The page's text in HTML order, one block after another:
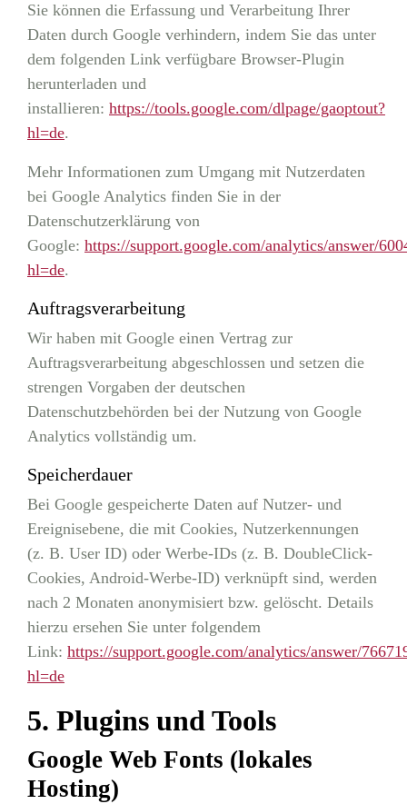
Sie können die Erfassung und Verarbeitung Ihrer
Daten durch Google verhindern, indem Sie das unter
dem folgenden Link verfügbare Browser-Plugin
herunterladen und
installieren: https://tools.google.com/dlpage/gaoptout?
hl=de.
Mehr Informationen zum Umgang mit Nutzerdaten
bei Google Analytics finden Sie in der
Datenschutzerklärung von
Google: https://support.google.com/analytics/answer/
hl=de.
Auftragsverarbeitung
Wir haben mit Google einen Vertrag zur
Auftragsverarbeitung abgeschlossen und setzen die
strengen Vorgaben der deutschen
Datenschutzbehörden bei der Nutzung von Google
Analytics vollständig um.
Speicherdauer
Bei Google gespeicherte Daten auf Nutzer- und
Ereignisebene, die mit Cookies, Nutzerkennungen
(z. B. User ID) oder Werbe-IDs (z. B. DoubleClick-
Cookies, Android-Werbe-ID) verknüpft sind, werden
nach 2 Monaten anonymisiert bzw. gelöscht. Details
hierzu ersehen Sie unter folgendem
Link: https://support.google.com/analytics/answer/
hl=de
5. Plugins und Tools
Google Web Fonts (lokales
Hosting)